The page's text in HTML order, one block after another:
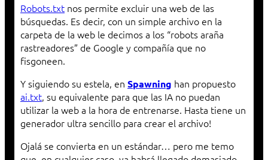
Robots.txt nos permite excluir una web de las
búsquedas. Es decir, con un simple archivo en la
carpeta de la web le decimos a los “robots araña
rastreadores” de Google y compañía que no
fisgoneen.
Y siguiendo su estela, en Spawning han propuesto
ai.txt, su equivalente para que las IA no puedan
utilizar la web a la hora de entrenarse. Hasta tiene un
generador ultra sencillo para crear el archivo!
Ojalá se convierta en un estándar… pero me temo